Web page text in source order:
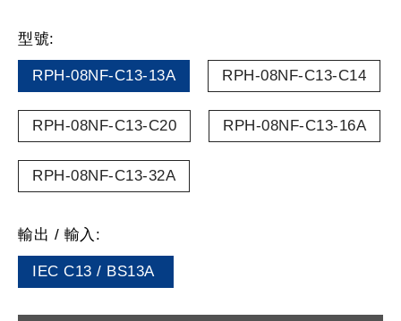
型號:
RPH-08NF-C13-13A RPH-08NF-C13-C14
RPH-08NF-C13-C20 RPH-08NF-C13-16A
RPH-08NF-C13-32A
輸出 / 輸入:
IEC C13 / BS13A